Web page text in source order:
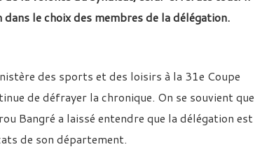
le choix des membres de la délégation.
des sports et des loisirs à la 31e Coupe
de défrayer la chronique. On se souvient que
Bangré a laissé entendre que la délégation est
de son département.